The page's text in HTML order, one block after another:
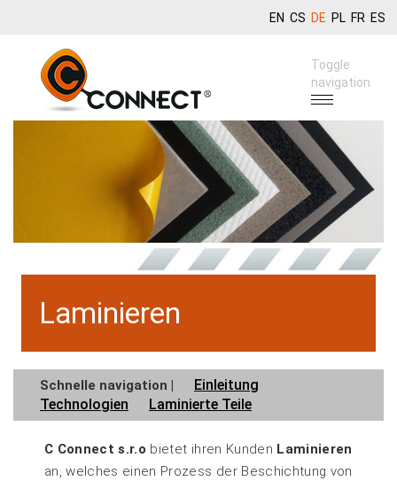
EN CS DE PL FR ES
Toggle
navigation
Laminieren
Schnelle navigation |
Einleitung
Technologien
Laminierte Teile
C Connect s.r.o bietet ihren Kunden Laminieren
an, welches einen Prozess der Beschichtung von